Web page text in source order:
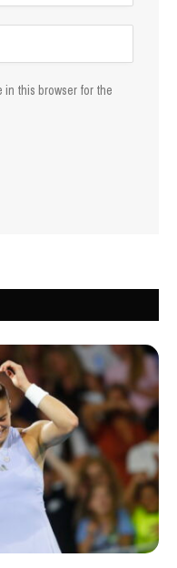
in this browser for the